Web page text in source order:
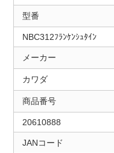
型番
NBC312ﾌﾗﾝｹﾝｼｭﾀｲﾝ
メーカー
カワダ
商品番号
20610888
JANコード